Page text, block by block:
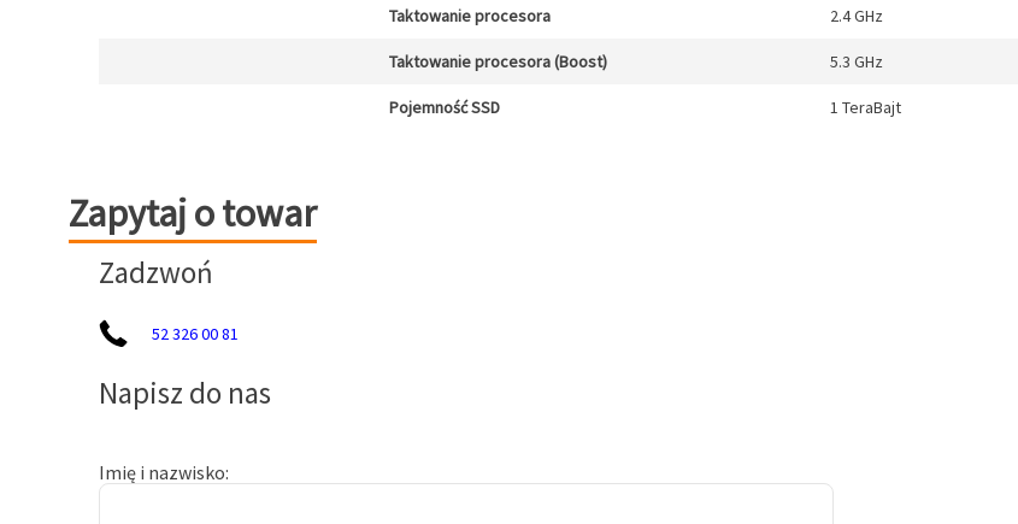
Taktowanie procesora 2.4 GHz
Taktowanie procesora (Boost) 5.3 GHz
Pojemność SSD 1 TeraBajt
Zapytaj o towar
Zapytaj o towar
Zadzwoń
52 326 00 81
Napisz do nas
Imię i nazwisko